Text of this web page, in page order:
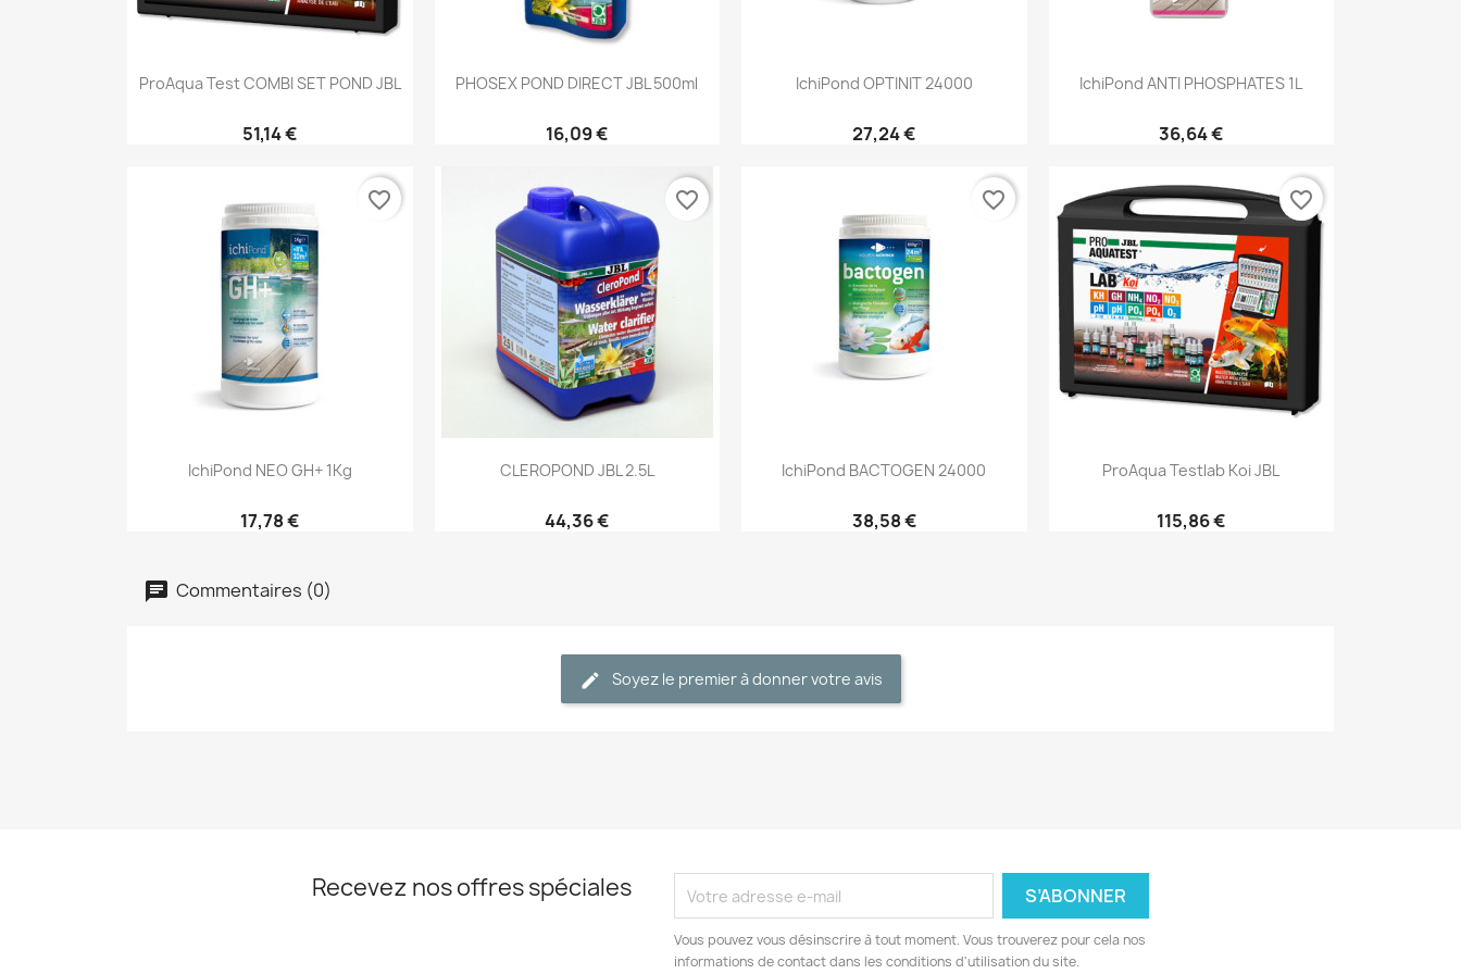
 Aperçu rapide
ProAqua Test COMBI SET POND JBL
51,14 €
Aperçu rapide
PHOSEX POND DIRECT JBL 500ml
16,09 €
 Aperçu rapide
IchiPond OPTINIT 24000
27,24 €
 Aperçu rapide
IchiPond ANTI PHOSPHATES 1L
36,64 €
Aperçu rapide
IchiPond NEO GH+ 1Kg
17,78 €
favorite_border
Aperçu rapide
CLEROPOND JBL 2.5L
44,36 €
favorite_border
 Aperçu rapide
IchiPond BACTOGEN 24000
38,58 €
favorite_border
 Aperçu rapide
ProAqua Testlab Koi JBL
115,86 €
favorite_border
Commentaires (0)
Soyez le premier à donner votre avis
Recevez nos offres spéciales
Vous pouvez vous désinscrire à tout moment. Vous trouverez pour cela nos
informations de contact dans les conditions d'utilisation du site.